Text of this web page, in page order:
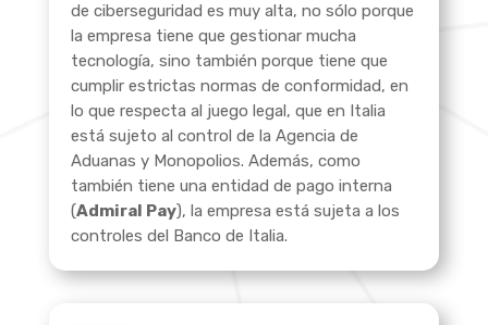
de ciberseguridad es muy alta, no sólo porque
la empresa tiene que gestionar mucha
tecnología, sino también porque tiene que
cumplir estrictas normas de conformidad, en
lo que respecta al juego legal, que en Italia
está sujeto al control de la Agencia de
Aduanas y Monopolios. Además, como
también tiene una entidad de pago interna
(Admiral Pay), la empresa está sujeta a los
controles del Banco de Italia.